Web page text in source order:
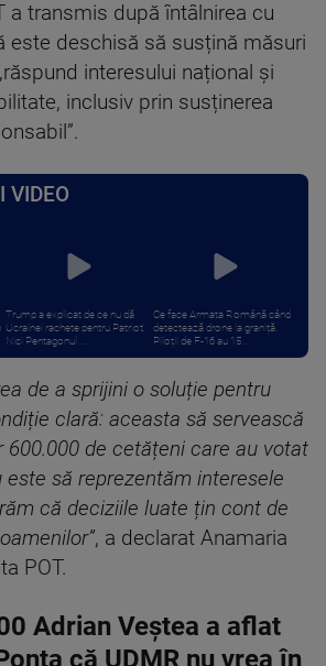
a transmis după întâlnirea cu
este deschisă să susțină măsuri
interesului național și
inclusiv prin susținerea
VIDEO
Trump a explicat de ce nu dă
Ucrainei rachete pentru Patriot:
Nici Pentagonul ...
Ce face Armata Română când
detectează drone la graniță.
Piloții de F-16 au 15 ...
de a sprijini o soluție pentru
clară: aceasta să servească
600.000 de cetățeni care au votat
este să reprezentăm interesele
că deciziile luate țin cont de
, a declarat Anamaria
POT.
Adrian Veștea a aflat